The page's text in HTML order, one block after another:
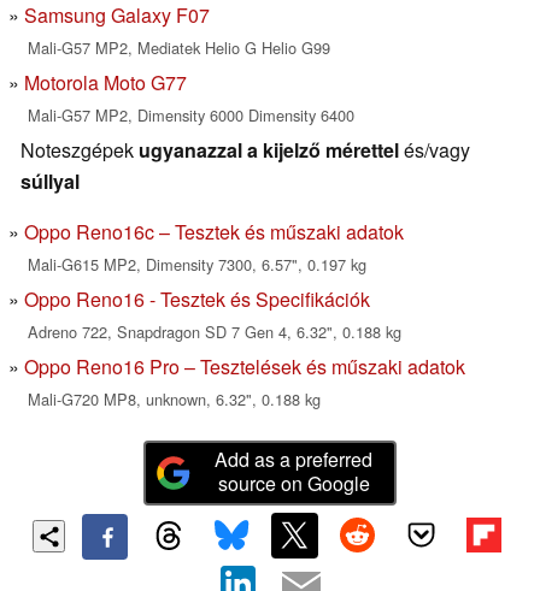
Samsung Galaxy F07
Mali-G57 MP2, Mediatek Helio G Helio G99
Motorola Moto G77
Mali-G57 MP2, Dimensity 6000 Dimensity 6400
Noteszgépek ugyanazzal a kijelző mérettelés/vagy
súllyal
Oppo Reno16c – Tesztek és műszaki adatok
Mali-G615 MP2, Dimensity 7300, 6.57", 0.197 kg
Oppo Reno16 - Tesztek és Specifikációk
Adreno 722, Snapdragon SD 7 Gen 4, 6.32", 0.188 kg
Oppo Reno16 Pro – Tesztelések és műszaki adatok
Mali-G720 MP8, unknown, 6.32", 0.188 kg
Add as a preferred
source on Google